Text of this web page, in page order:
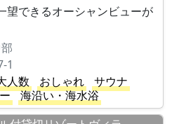
望できるオーシャンビューが
1
人数 おしゃれ
サウナ
海沿い・海水浴